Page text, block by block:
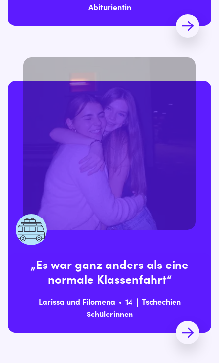
Abiturientin
„Es war ganz anders als eine
normale Klassenfahrt“
Larissa und Filomena 14
Tschechien
Schülerinnen